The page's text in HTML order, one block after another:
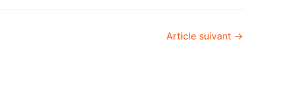
Article suivant →